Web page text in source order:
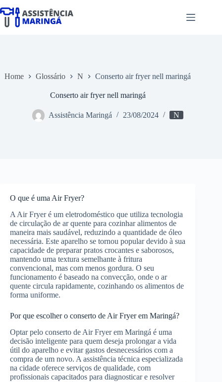
para
Home Glossário N Conserto air fryer nell maringá
Conserto air fryer nell maringá
Assistência Maringá 23/08/2024 N
O que é uma Air Fryer?
A Air Fryer é um eletrodoméstico que utiliza tecnologia
de circulação de ar quente para cozinhar alimentos de
maneira mais saudável, reduzindo a quantidade de óleo
necessária. Este aparelho se tornou popular devido à sua
capacidade de preparar pratos crocantes e saborosos,
mantendo uma textura semelhante à fritura
convencional, mas com menos gordura. O seu
funcionamento é baseado na convecção, onde o ar
quente circula rapidamente, cozinhando os alimentos de
forma uniforme.
Por que escolher o conserto de Air Fryer em Maringá?
Optar pelo conserto de Air Fryer em Maringá é uma
decisão inteligente para quem deseja prolongar a vida
útil do aparelho e evitar gastos desnecessários com a
compra de um novo. A assistência técnica especializada
na cidade oferece serviços de qualidade, com
profissionais capacitados para diagnosticar e resolver